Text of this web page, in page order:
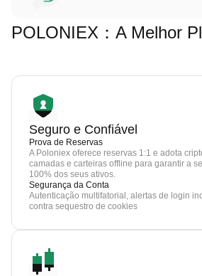
POLONIEX：A Melhor
Seguro e Confiável
Prova de Reservas
A Poloniex oferece reservas 1:1 e adota
camadas e carteiras offline para garantir a
100% dos seus ativos.
Segurança da Conta
Autenticação multifatorial, alertas de login
contra sequestro de cookies